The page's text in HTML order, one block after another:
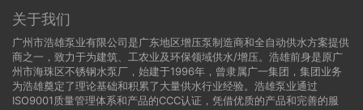
关于我们
广州市浩雄泵业有限公司是广东地区增压泵制造商和全自动供水方案提供
商之一，致力于为建筑、工农业及环保领域供水/增压。浩雄前身是原广
州市海珠区不锈钢水泵厂，始建于1996年，曾隶属广一集团，集团业务
为浩雄奠定了理论基础和积累了大量供水行业经验。浩雄泵业通过
ISO9001质量管理体系和产品的CCC认证，凭借优质的产品和完善的服